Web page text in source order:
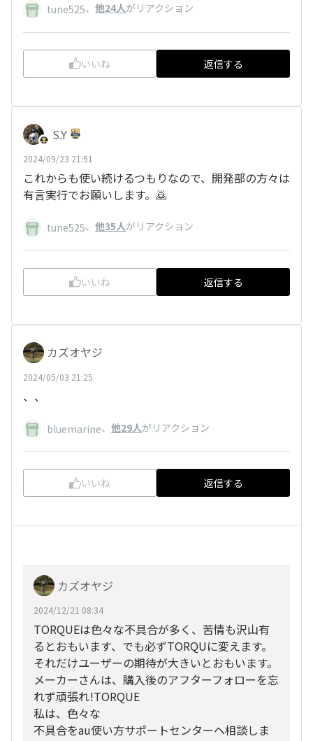
tune525、 他24人がリアクション
いいね 返信する
S.Y
2024/09/23 21:51
これからも使い続けるつもりなので、開発部の方々は
有言実行でお願いします。🙇
tune525、 他35人がリアクション
いいね 返信する
カズオヤジ
2024/05/03 21:25
、、
bluemarine、 他29人がリアクション
いいね 返信する
カズオヤジ
2024/12/21 08:34
TORQUEは色々な不具合が多く、苦情も沢山有
るとおもいます、でも必ずTORQUに変えます。
それだけユーザーの期待が大きいとおもいます。
メーカーさんは、購入後のアフターフォローを忘
れず頑張れ!TORQUE
私は、色々な
不具合をau使い方サポートセンターヘ相談しま